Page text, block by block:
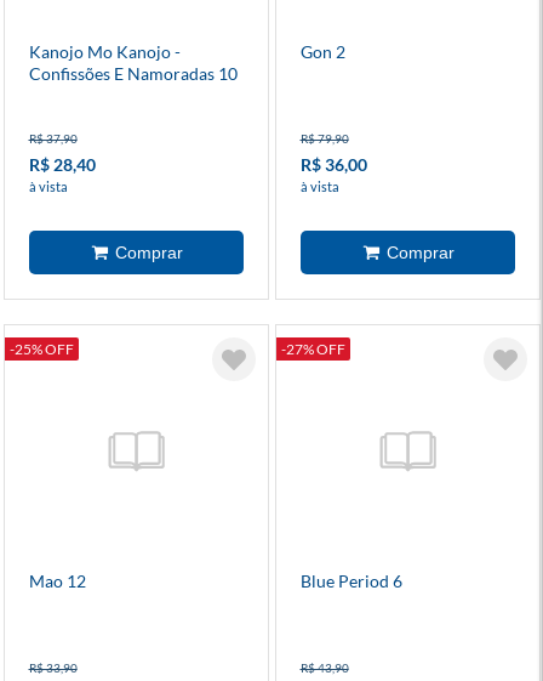
Kanojo Mo Kanojo -
Confissões E Namoradas 10
R$ 37,90
R$ 28,40
à vista
Gon 2
R$ 79,90
R$ 36,00
à vista
-25% OFF
Mao 12
R$ 33,90
-27% OFF
Blue Period 6
R$ 43,90